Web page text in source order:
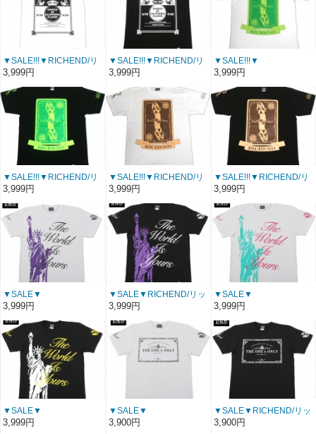
▼SALE!!!▼RICHEND/リ
ッチエンド Ｔシャツ
【EXTRA】ホワイト×ブ
ラック〔 アメージング 通
3,999円
▼SALE!!!▼RICHEND/リ
ッチエンド Ｔシャツ
【EXTRA】ブラック×ホ
ワイト〔 アメージング 通
販〕
3,999円
▼SALE!!!▼
RICHEND/リッチエンド
Ｔシャツ 【R TRUMP】
ホワイト×ライム×グリー
ン
〔 アメージング 通販〕
3,999円
▼SALE!!!▼RICHEND/リ
ッチエンド Ｔシャツ 【R
ム×グリーン〔 アメージ
ング 通販〕
3,999円
▼SALE!!!▼RICHEND/リ
ッチエンド Ｔシャツ 【R
ジュ×ブラウン〔 アメー
ジング 通販〕
3,999円
▼SALE!!!▼RICHEND/リ
ッチエンド Ｔシャツ 【R
ジュ×ブラウン〔 アメー
ジング 通販〕
3,999円
▼SALE▼
RICHEND/リッチエンド
Ｔシャツ 【LIBERTY】
ホワイトｘパープル×ブラ
ック
〔 アメージング 通販〕
3,999円
▼SALE▼RICHEND/リッ
チエンド Ｔシャツ
【LIBERTY】ブラック×パ
ープル×ホワイト〔 アメ
ージング 通販〕
3,999円
▼SALE▼
RICHEND/リッチエンド
Ｔシャツ 【LIBERTY】
ホワイトｘエメラルド×ピ
ンク
〔 アメージング 通販〕
3,999円
▼SALE▼
RICHEND/リッチエンド
3,999円
▼SALE▼
RICHEND/リッチエンド
3,900円
▼SALE▼RICHEND/リッ
チエンド Ｔシャツ 【THE
3,900円